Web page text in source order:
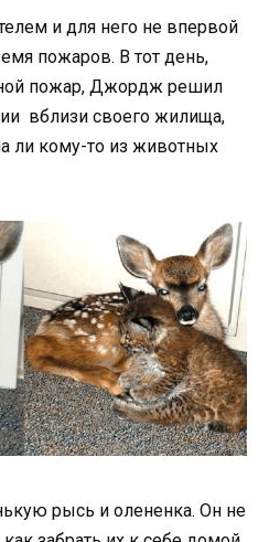
и для него не впервой
пожаров. В тот день,
пожар, Джордж решил
вблизи своего жилища,
ли кому-то из животных
рысь и олененка. Он не